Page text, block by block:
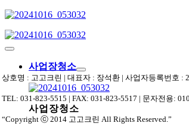
Skip
content
Toggle
Navigation사업장청소
사업장청소
상호명 : 고고크린 | 대표자 : 장석환 | 사업자등록번호 :
TEL: 031-823-5515 | FAX: 031-823-5517 | 문자전용:
“Copyright ⓒ 2014 고고크린 All Rights Reserved.”